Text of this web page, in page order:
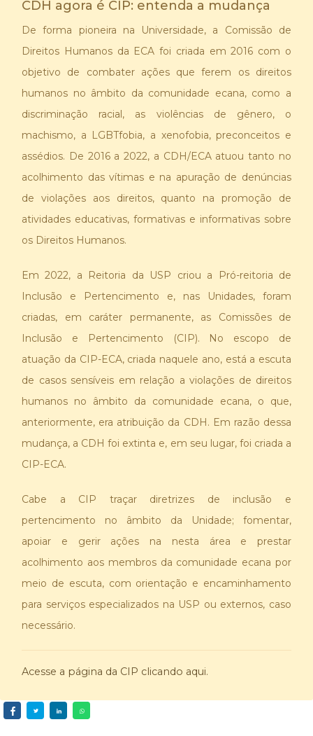
CDH agora é CIP: entenda a mudança
De forma pioneira na Universidade, a Comissão de
Direitos Humanos da ECA foi criada em 2016 com o
objetivo de combater ações que ferem os direitos
humanos no âmbito da comunidade ecana, como a
discriminação racial, as violências de gênero, o
machismo, a LGBTfobia, a xenofobia, preconceitos e
assédios. De 2016 a 2022, a CDH/ECA atuou tanto no
acolhimento das vítimas e na apuração de denúncias
de violações aos direitos, quanto na promoção de
atividades educativas, formativas e informativas sobre
os Direitos Humanos.
Em 2022, a Reitoria da USP criou a Pró-reitoria de
Inclusão e Pertencimento e, nas Unidades, foram
criadas, em caráter permanente, as Comissões de
Inclusão e Pertencimento (CIP). No escopo de
atuação da CIP-ECA, criada naquele ano, está a escuta
de casos sensíveis em relação a violações de direitos
humanos no âmbito da comunidade ecana, o que,
anteriormente, era atribuição da CDH. Em razão dessa
mudança, a CDH foi extinta e, em seu lugar, foi criada a
CIP-ECA.
Cabe a CIP traçar diretrizes de inclusão e
pertencimento no âmbito da Unidade; fomentar,
apoiar e gerir ações na nesta área e prestar
acolhimento aos membros da comunidade ecana por
meio de escuta, com orientação e encaminhamento
para serviços especializados na USP ou externos, caso
necessário.
Acesse a página da CIP clicando aqui.